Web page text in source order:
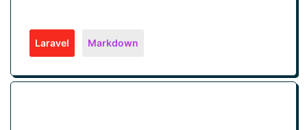
Laravel Markdown